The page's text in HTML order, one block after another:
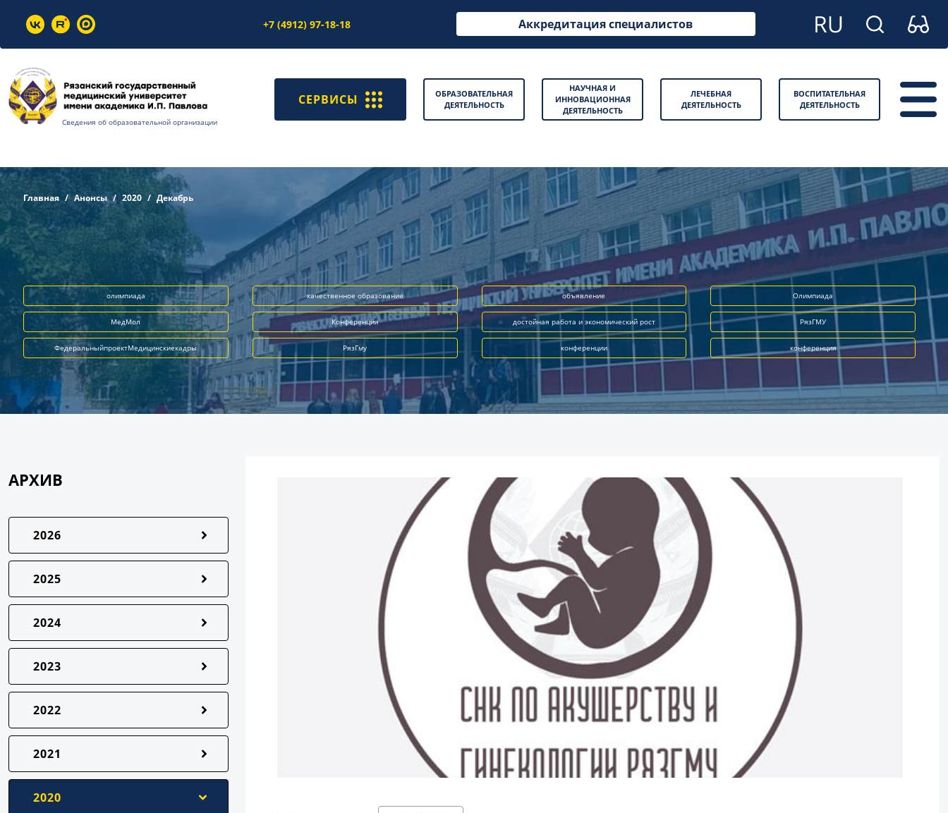
+7 (4912) 97-18-18 Аккредитация специалистов
Сведения об образовательной организации
СЕРВИСЫ
ОБРАЗОВАТЕЛЬНАЯ
ДЕЯТЕЛЬНОСТЬ
НАУЧНАЯ И
ИННОВАЦИОННАЯ
ДЕЯТЕЛЬНОСТЬ
ЛЕЧЕБНАЯ
ДЕЯТЕЛЬНОСТЬ
ВОСПИТАТЕЛЬНАЯ
ДЕЯТЕЛЬНОСТЬ
Главная Анонсы 2020 Декабрь
олимпиада качественное образование объявление Олимпиада
МедМол Конференция достойная работа и экономический рост РязГМУ
ФедеральныйпроектМедицинскиекадры РязГму конференции конференция
АРХИВ
2026
2025
2024
2023
2022
2021
2020